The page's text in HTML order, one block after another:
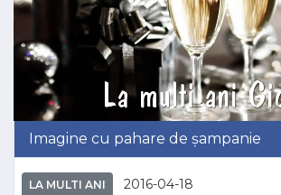
Imagine cu pahare de șampanie
LA MULTI ANI 2016-04-18